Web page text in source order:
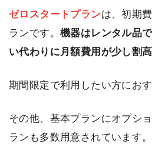
ゼロスタートプランは、初期
ランです。 機器はレンタル品
い代わりに月額費用が少し割高
期間限定で利用したい方におす
その他、基本プランにオプシ
ランも多数用意されています。